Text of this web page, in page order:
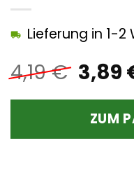
4,19€
Preis
war:
4,19
3,89
Lieferung in 1-2
ZUM